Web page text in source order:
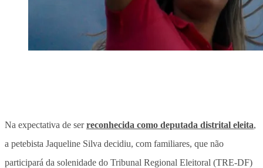
Na expectativa de serreconhecida como deputada distrital eleita,
a petebista Jaqueline Silva decidiu, com familiares, que não
participará da solenidade do Tribunal Regional Eleitoral (TRE-DF)